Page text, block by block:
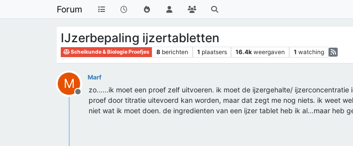
Forum
IJzerbepaling ijzertabletten
Scheikunde & Biologie Proefjes 8 berichten 1 plaatsers 16.4k weergaven 1 watching
M
Offline
Marf
zo......ik moet een proef zelf uitvoeren. ik moet de ijzergehalte/
proef door titratie uitevoerd kan worden, maar dat zegt me nog niets. ik weet
niet wat ik moet doen. de ingredienten van een ijzer tablet heb ik al...maar heb